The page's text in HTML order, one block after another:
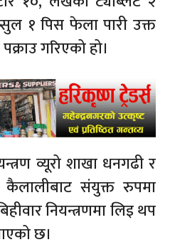
१ पिस फेला पारी उक्त
गरिएको हो।
व्यूरो शाखा धनगढी र
कैलालीबाट संयुक्त रुपमा
नियन्त्रणमा लिइ थप
छ।